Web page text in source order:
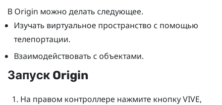
В Origin можно делать следующее.
Изучать виртуальное пространство с помощью
телепортации.
Взаимодействовать с объектами.
Запуск Origin
На правом контроллере нажмите кнопкуVIVE,